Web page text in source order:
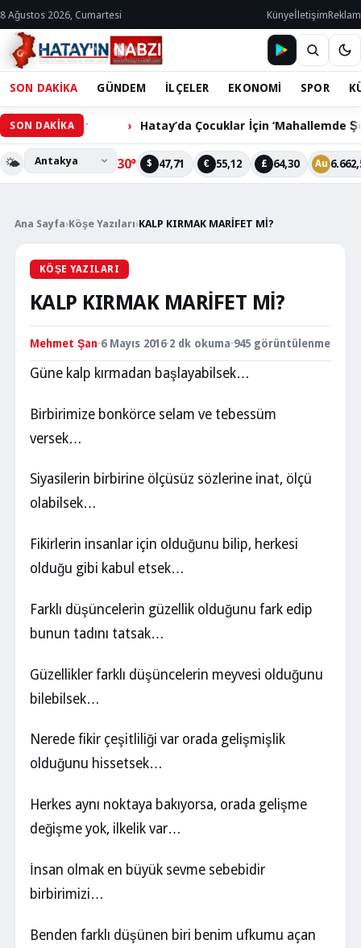
8 Ağustos 2026, Cumartesi KünyeİletişimReklam
SON DAKİKA GÜNDEM İLÇELER EKONOMİ SPOR
SON DAKİKA
Bekliyor Hatay’da Çocuklar İçin ‘Mahallemde Şenlik
🌤️ 30° $ 47,71 € 55,12 £ 64,30 Au
Ana Sayfa›Köşe Yazıları›KALP KIRMAK MARİFET Mİ?
KÖŞE YAZILARI
KALP KIRMAK MARİFET Mİ?
Mehmet Şan·6 Mayıs 2016·2 dk okuma·945 görüntülenme
Güne kalp kırmadan başlayabilsek…
Birbirimize bonkörce selam ve tebessüm
versek…
Siyasilerin birbirine ölçüsüz sözlerine inat, ölçü
olabilsek…
Fikirlerin insanlar için olduğunu bilip, herkesi
olduğu gibi kabul etsek…
Farklı düşüncelerin güzellik olduğunu fark edip
bunun tadını tatsak…
Güzellikler farklı düşüncelerin meyvesi olduğunu
bilebilsek…
Nerede fikir çeşitliliği var orada gelişmişlik
olduğunu hissetsek…
Herkes aynı noktaya bakıyorsa, orada gelişme
değişme yok, ilkelik var…
İnsan olmak en büyük sevme sebebidir
birbirimizi…
Benden farklı düşünen biri benim ufkumu açan